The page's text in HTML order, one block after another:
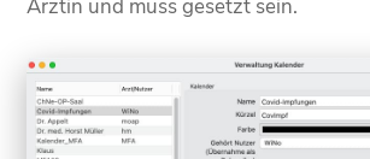
Ärztin und muss gesetzt sein.